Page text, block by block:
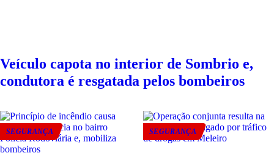
Veículo capota no interior de Sombrio e,
condutora é resgatada pelos bombeiros
SEGURANÇA SEGURANÇA